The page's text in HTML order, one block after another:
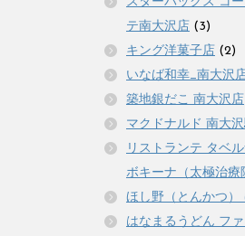
テ南大沢店 (3)
キング洋菓子店 (2)
いなば和幸_南大沢
築地銀だこ 南大沢店
マクドナルド 南大
リストランテ タベ
ボキーナ（太極治療
ほし野（とんかつ）
はなまるうどん フ